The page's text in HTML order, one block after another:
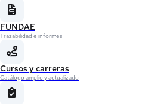
FUNDAE
Trazabilidad e informes
Cursos y carreras
Catálogo amplio y actualizado